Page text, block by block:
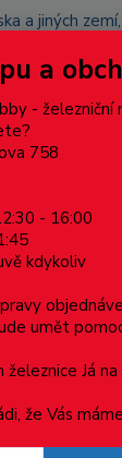
a jiných
zaslána
a
- železniční
758
- 16:00
kdykoliv
umět
Já
že Vás